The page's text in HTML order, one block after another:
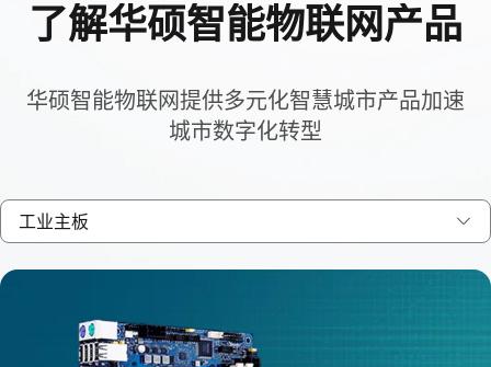
了解华硕智能物联网产品
华硕智能物联网提供多元化智慧城市产品加速
城市数字化转型
工业主板